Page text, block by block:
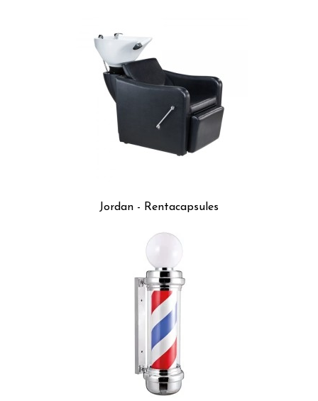
Jordan - Rentacapsules